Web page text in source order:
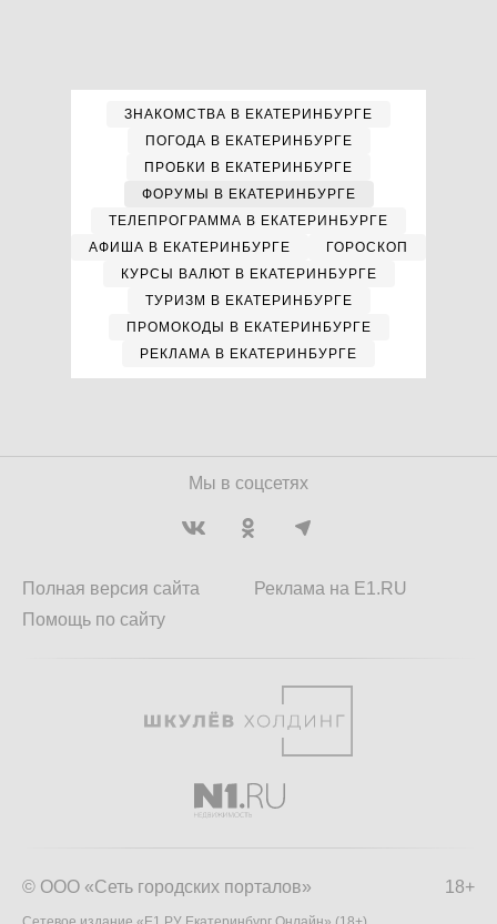
ЗНАКОМСТВА В ЕКАТЕРИНБУРГЕ
ПОГОДА В ЕКАТЕРИНБУРГЕ
ПРОБКИ В ЕКАТЕРИНБУРГЕ
ФОРУМЫ В ЕКАТЕРИНБУРГЕ
ТЕЛЕПРОГРАММА В ЕКАТЕРИНБУРГЕ
АФИША В ЕКАТЕРИНБУРГЕ
ГОРОСКОП
КУРСЫ ВАЛЮТ В ЕКАТЕРИНБУРГЕ
ТУРИЗМ В ЕКАТЕРИНБУРГЕ
ПРОМОКОДЫ В ЕКАТЕРИНБУРГЕ
РЕКЛАМА В ЕКАТЕРИНБУРГЕ
Мы в соцсетях
Полная версия сайта
Помощь по сайту
Реклама на E1.RU
18+
© ООО «Сеть городских порталов»